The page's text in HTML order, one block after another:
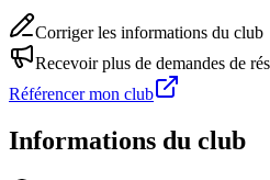
Corriger les informations du club
Recevoir plus de demandes de
Référencer mon club
Informations du club